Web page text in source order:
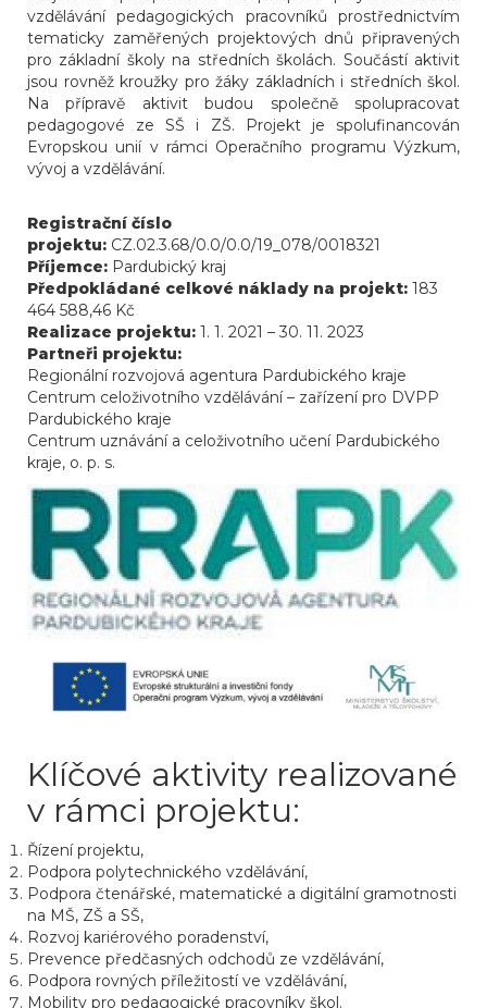
vzdělávání pedagogických pracovníků prostřednictvím
tematicky zaměřených projektových dnů připravených
pro základní školy na středních školách. Součástí aktivit
jsou rovněž kroužky pro žáky základních i středních škol.
Na přípravě aktivit budou společně spolupracovat
pedagogové ze SŠ i ZŠ. Projekt je spolufinancován
Evropskou unií v rámci Operačního programu Výzkum,
vývoj a vzdělávání.
Registrační číslo
projektu: CZ.02.3.68/0.0/0.0/19_078/0018321
Příjemce: Pardubický kraj
Předpokládané celkové náklady na projekt: 183
464 588,46 Kč
Realizace projektu: 1. 1. 2021 – 30. 11. 2023
Partneři projektu:
Regionální rozvojová agentura Pardubického kraje
Centrum celoživotního vzdělávání – zařízení pro DVPP
Pardubického kraje
Centrum uznávání a celoživotního učení Pardubického
kraje, o. p. s.
Klíčové aktivity realizované
v rámci projektu:
Řízení projektu,
Podpora polytechnického vzdělávání,
Podpora čtenářské, matematické a digitální gramotnosti
na MŠ, ZŠ a SŠ,
Rozvoj kariérového poradenství,
Prevence předčasných odchodů ze vzdělávání,
Podpora rovných příležitostí ve vzdělávání,
Mobility pro pedagogické pracovníky škol.